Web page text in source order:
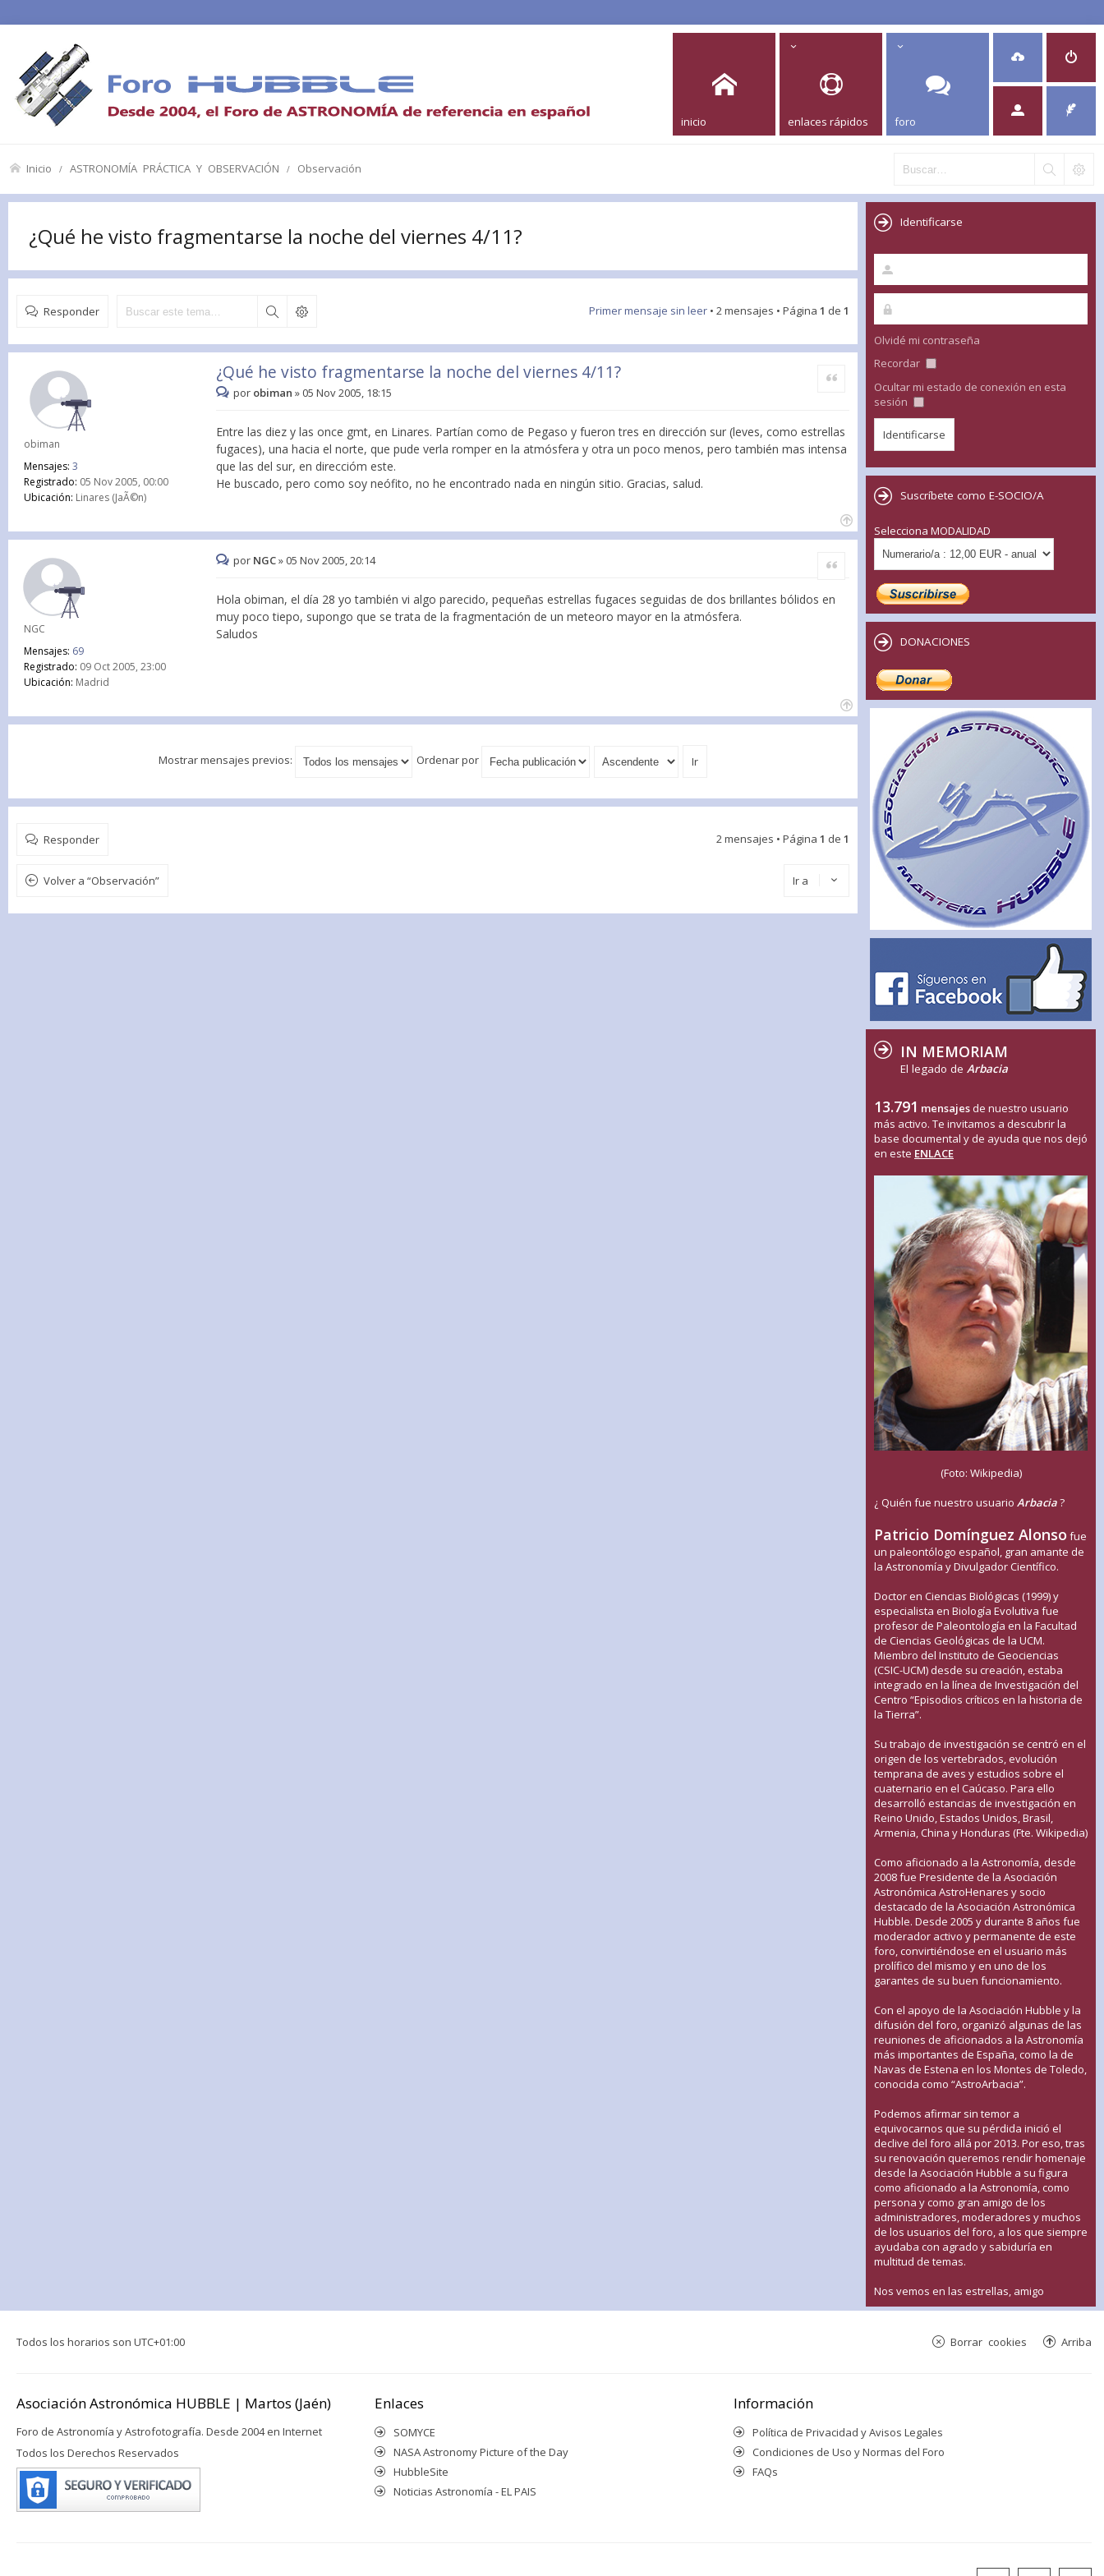
inicio enlaces rápidos foro
Inicio ASTRONOMÍA PRÁCTICA Y OBSERVACIÓN Observación
¿Qué he visto fragmentarse la noche del viernes 4/11?
Responder Primer mensaje sin leer • 2 mensajes • Página 1 de 1
obiman
Mensajes: 3
Registrado: 05 Nov 2005, 00:00
Ubicación: Linares (JaÃ©n)
¿Qué he visto fragmentarse la noche del viernes 4/11? Citar
por obiman »05 Nov 2005, 18:15
Entre las diez y las once gmt, en Linares. Partían como de Pegaso y fueron tres en dirección sur (leves, como estrellas
fugaces), una hacia el norte, que pude verla romper en la atmósfera y otra un poco menos, pero también mas intensa
que las del sur, en direccióm este.
He buscado, pero como soy neófito, no he encontrado nada en ningún sitio. Gracias, salud.
NGC
Mensajes: 69
Registrado: 09 Oct 2005, 23:00
Ubicación: Madrid
Citar
por NGC»05 Nov 2005, 20:14
Hola obiman, el día 28 yo también vi algo parecido, pequeñas estrellas fugaces seguidas de dos brillantes bólidos en
muy poco tiepo, supongo que se trata de la fragmentación de un meteoro mayor en la atmósfera.
Saludos
Mostrar mensajes previos: Ordenar por
Responder 2 mensajes • Página 1 de 1
Volver a “Observación” Ir a
Identificarse
Olvidé mi contraseña
Recordar
Ocultar mi estado de conexión en esta
sesión
Suscríbete como E-SOCIO/A
Selecciona MODALIDAD
DONACIONES
IN MEMORIAM
El legado de Arbacia
13.791 mensajes de nuestro usuario
más activo. Te invitamos a descubrir la
base documental y de ayuda que nos dejó
en este ENLACE
(Foto: Wikipedia)
¿ Quién fue nuestro usuario Arbacia?
Patricio Domínguez Alonso fue
un paleontólogo español, gran amante de
la Astronomía y Divulgador Científico.
Doctor en Ciencias Biológicas (1999) y
especialista en Biología Evolutiva fue
profesor de Paleontología en la Facultad
de Ciencias Geológicas de la UCM.
Miembro del Instituto de Geociencias
(CSIC-UCM) desde su creación, estaba
integrado en la línea de Investigación del
Centro “Episodios críticos en la historia de
la Tierra”.
Su trabajo de investigación se centró en el
origen de los vertebrados, evolución
temprana de aves y estudios sobre el
cuaternario en el Caúcaso. Para ello
desarrolló estancias de investigación en
Reino Unido, Estados Unidos, Brasil,
Armenia, China y Honduras (Fte. Wikipedia)
Como aficionado a la Astronomía, desde
2008 fue Presidente de la Asociación
Astronómica AstroHenares y socio
destacado de la Asociación Astronómica
Hubble. Desde 2005 y durante 8 años fue
moderador activo y permanente de este
foro, convirtiéndose en el usuario más
prolífico del mismo y en uno de los
garantes de su buen funcionamiento.
Con el apoyo de la Asociación Hubble y la
difusión del foro, organizó algunas de las
reuniones de aficionados a la Astronomía
más importantes de España, como la de
Navas de Estena en los Montes de Toledo,
conocida como “AstroArbacia”.
Podemos afirmar sin temor a
equivocarnos que su pérdida inició el
declive del foro allá por 2013. Por eso, tras
su renovación queremos rendir homenaje
desde la Asociación Hubble a su figura
como aficionado a la Astronomía, como
persona y como gran amigo de los
administradores, moderadores y muchos
de los usuarios del foro, a los que siempre
ayudaba con agrado y sabiduría en
multitud de temas.
Nos vemos en las estrellas, amigo
Todos los horarios son UTC+01:00 Arriba
Borrar cookies
Asociación Astronómica HUBBLE | Martos (Jaén)
Foro de Astronomía y Astrofotografía. Desde 2004 en Internet
Todos los Derechos Reservados
Enlaces
SOMYCE
NASA Astronomy Picture of the Day
HubbleSite
Noticias Astronomía - EL PAIS
Información
Política de Privacidad y Avisos Legales
Condiciones de Uso y Normas del Foro
FAQs